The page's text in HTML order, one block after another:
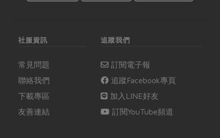
社服資訊
常見問題
聯絡我們
下載專區
友善連結
追蹤我們
訂閱電子報
追蹤Facebook專頁
加入LINE好友
訂閱YouTube頻道